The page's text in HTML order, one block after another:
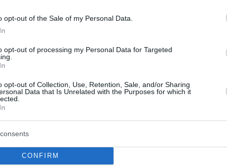
opt-out of the Sale of my Personal Data.
opt-out of processing my Personal Data for Targeted
opt-out of Collection, Use, Retention, Sale, and/or Sharing
Data that Is Unrelated with the Purposes for which it
CONFIRM
πως είναι σημαντικό μετά από δύο χρόνια
καθημερινά όλα τα δεδομένα, σε όλον τον
τους ανθρώπους πού κόλλησαν και οι
μολύνσεις είναι από επαφές χωρίς μέτρα, όχι
ψώνια». «Είναι σημαντικό να μη
καθόλου, όλοι παρακολουθούν τα δεδομένα